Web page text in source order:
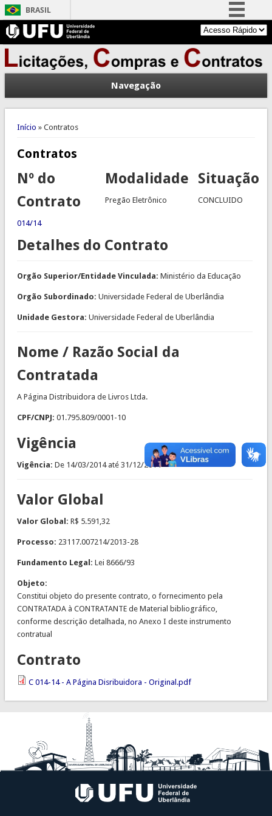
BRASIL
Simplifique!
Comunica BR
Participe
Acesso à informação
Legislação
Navegação
Você está aqui
Início » Contratos
Contratos
Nº do
Contrato
014/14
Modalidade
Pregão Eletrônico
Situação
CONCLUIDO
Detalhes do Contrato
Orgão Superior/Entidade Vinculada: Ministério da Educação
Orgão Subordinado: Universidade Federal de Uberlândia
Unidade Gestora: Universidade Federal de Uberlândia
Nome / Razão Social da
Contratada
A Página Distribuidora de Livros Ltda.
CPF/CNPJ: 01.795.809/0001-10
Vigência
Vigência: De 14/03/2014até 31/12/2014
Valor Global
Valor Global: R$ 5.591,32
Processo: 23117.007214/2013-28
Fundamento Legal: Lei 8666/93
Objeto:
Constitui objeto do presente contrato, o fornecimento pela
CONTRATADA à CONTRATANTE de Material bibliográfico,
conforme descrição detalhada, no Anexo I deste instrumento
contratual
Contrato
C 014-14 - A Página Disribuidora - Original.pdf